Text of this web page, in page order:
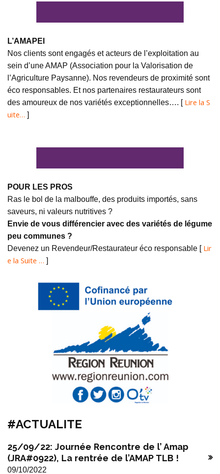
L’AMAPEI
Nos clients sont engagés et acteurs de l’exploitation au
sein d’une AMAP (Association pour la Valorisation de
l’Agriculture Paysanne). Nos revendeurs de proximité sont
éco responsables. Et nos partenaires restaurateurs sont
des amoureux de nos variétés exceptionnelles…. [ Lire la S
uite… ]
POUR LES PROS
Ras le bol de la malbouffe, des produits importés, sans
saveurs, ni valeurs nutritives ?
Envie de vous différencier avec des variétés de légume
peu communes ?
Devenez un Revendeur/Restaurateur éco responsable [ Lir
e la Suite … ]
#ACTUALITE
25/09/22: Journée Rencontre de l’ Amap
(JRA#0922), La rentrée de l’AMAP TLB !
09/10/2022